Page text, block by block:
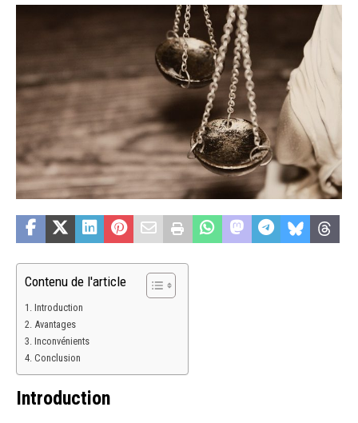
Contenu de l'article
Introduction
Avantages
Inconvénients
Conclusion
Introduction